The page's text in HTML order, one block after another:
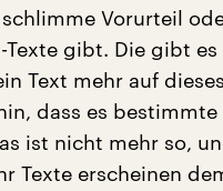
Vorurteil
Texte gibt. Die gibt
Text mehr auf
dass es
ist nicht mehr so,
Texte erscheinen